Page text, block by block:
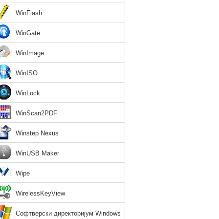
WinFlash
WinGate
WinImage
WinISO
WinLock
WinScan2PDF
Winstep Nexus
WinUSB Maker
Wipe
WirelessKeyView
Софтверски директоријум Windows